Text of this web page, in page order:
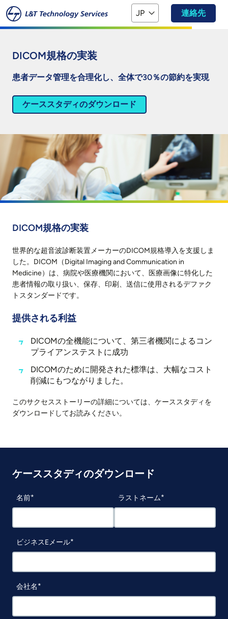
本文へスキップ
JP 連絡先
DICOM規格の実装
患者データ管理を合理化し、全体で30％の節約を実現
ケーススタディのダウンロード
DICOM規格の実装
世界的な超音波診断装置メーカーのDICOM規格導入を支援しま
した。DICOM（Digital Imaging and Communication in
Medicine）は、病院や医療機関において、医療画像に特化した
患者情報の取り扱い、保存、印刷、送信に使用されるデファク
トスタンダードです。
提供される利益
DICOMの全機能について、第三者機関によるコン
プライアンステストに成功
DICOMのために開発された標準は、大幅なコスト
削減にもつながりました。
このサクセスストーリーの詳細については、ケーススタディを
ダウンロードしてお読みください。
ケーススタディのダウンロード
名前 ラストネーム
ビジネスEメール
会社名